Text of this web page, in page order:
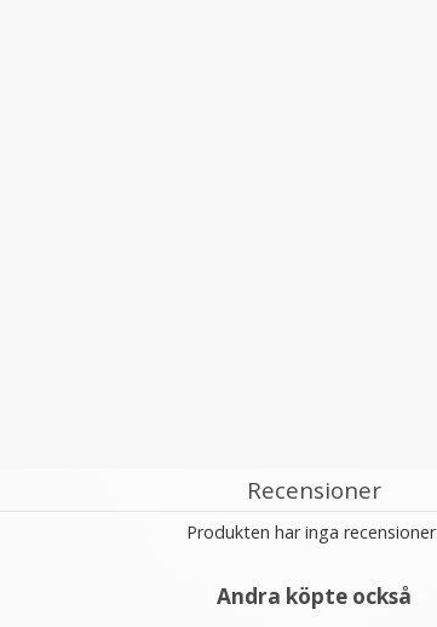
Recensioner
Produkten har inga recensioner
Andra köpte också